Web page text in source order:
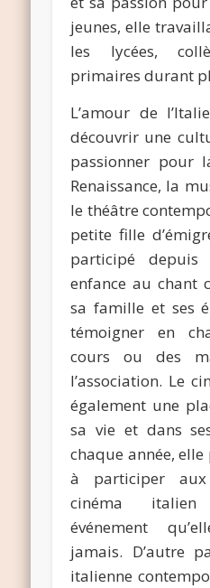
jeunes, elle
les lycées,
primaires durant
L’amour de
découvrir une
passionner pour
Renaissance, la
le théâtre
petite fille
participé
enfance au chant
sa famille et ses
témoigner en
cours ou des
l’association. Le
également une
sa vie et dans
chaque année, elle
à participer aux
cinéma
événement
jamais. D’autre
italienne